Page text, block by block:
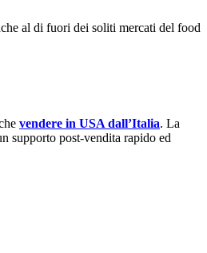
al di fuori dei soliti mercati del food
vendere in USA dall’Italia. La
supporto post-vendita rapido ed